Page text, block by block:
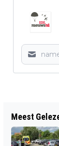
POLITIE-
100
Meest